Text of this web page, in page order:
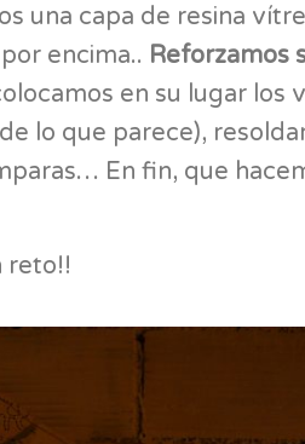
una capa de resina
encima.. Reforzamos
en su lugar
lo que parece),
En fin, que
reto!!